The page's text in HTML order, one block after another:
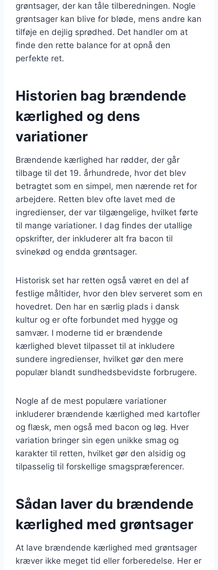
grøntsager, der kan tåle tilberedningen. Nogle
grøntsager kan blive for bløde, mens andre kan
tilføje en dejlig sprødhed. Det handler om at
finde den rette balance for at opnå den
perfekte ret.
Historien bag brændende
kærlighed og dens
variationer
Brændende kærlighed har rødder, der går
tilbage til det 19. århundrede, hvor det blev
betragtet som en simpel, men nærende ret for
arbejdere. Retten blev ofte lavet med de
ingredienser, der var tilgængelige, hvilket førte
til mange variationer. I dag findes der utallige
opskrifter, der inkluderer alt fra bacon til
svinekød og endda grøntsager.
Historisk set har retten også været en del af
festlige måltider, hvor den blev serveret som en
hovedret. Den har en særlig plads i dansk
kultur og er ofte forbundet med hygge og
samvær. I moderne tid er brændende
kærlighed blevet tilpasset til at inkludere
sundere ingredienser, hvilket gør den mere
populær blandt sundhedsbevidste forbrugere.
Nogle af de mest populære variationer
inkluderer brændende kærlighed med kartofler
og flæsk, men også med bacon og løg. Hver
variation bringer sin egen unikke smag og
karakter til retten, hvilket gør den alsidig og
tilpasselig til forskellige smagspræferencer.
Sådan laver du brændende
kærlighed med grøntsager
At lave brændende kærlighed med grøntsager
kræver ikke meget tid eller forberedelse. Her er